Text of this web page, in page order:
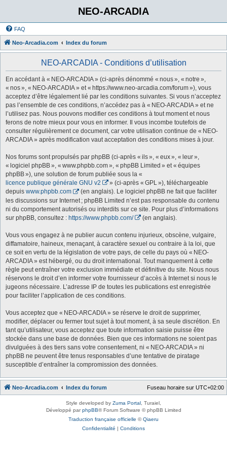
NEO-ARCADIA
FAQ
Neo-Arcadia.com Index du forum
NEO-ARCADIA - Conditions d’utilisation
En accédant à « NEO-ARCADIA » (ci-après dénommé « nous », « notre »,
« nos », « NEO-ARCADIA » et « https://www.neo-arcadia.com/forum »), vous
acceptez d’être légalement lié par les conditions suivantes. Si vous n’acceptez
pas l’ensemble de ces conditions, n’accédez pas à « NEO-ARCADIA » et ne
l’utilisez pas. Nous pouvons modifier ces conditions à tout moment et nous
ferons de notre mieux pour vous en informer. Il vous incombe toutefois de
consulter régulièrement ce document, car votre utilisation continue de « NEO-
ARCADIA » après modification vaut acceptation des conditions mises à jour.
Nos forums sont propulsés par phpBB (ci-après « ils », « eux », « leur »,
« logiciel phpBB », « www.phpbb.com », « phpBB Limited » et « équipes
phpBB »), une solution de forum publiée sous la «
licence publique générale GNU v2
» (ci-après « GPL »), téléchargeable
depuis www.phpbb.com
(en anglais). Le logiciel phpBB ne fait que faciliter
les discussions sur Internet ; phpBB Limited n’est pas responsable du contenu
ni du comportement autorisés ou interdits sur ce site. Pour plus d’informations
sur phpBB, consultez : https://www.phpbb.com/ (en anglais).
Vous vous engagez à ne publier aucun contenu injurieux, obscène, vulgaire,
diffamatoire, haineux, menaçant, à caractère sexuel ou contraire à la loi, que
ce soit en vertu de la législation de votre pays, de celle du pays où « NEO-
ARCADIA » est hébergé, ou du droit international. Tout manquement à cette
règle peut entraîner votre exclusion immédiate et définitive du site. Nous nous
réservons le droit d’en informer votre fournisseur d’accès à Internet si nous le
jugeons nécessaire. L’adresse IP de toutes les publications est enregistrée
pour faciliter l’application de ces conditions.
Vous acceptez que « NEO-ARCADIA » se réserve le droit de supprimer,
modifier, déplacer ou fermer tout sujet à tout moment, à sa seule discrétion. En
tant qu’utilisateur, vous acceptez que toute information saisie puisse être
stockée dans une base de données. Bien que ces informations ne soient pas
divulguées à des tiers sans votre consentement, ni « NEO-ARCADIA » ni
phpBB ne peuvent être tenus responsables d’une tentative de piratage
susceptible d’entraîner la compromission des données.
Neo-Arcadia.com Index du forum Fuseau horaire sur UTC+02:00
Style developed by Zuma Portal , Turaiel,
Développé parphpBB® Forum Software © phpBB Limited
Traduction française officielle ©Qiaeru
Confidentialité | Conditions